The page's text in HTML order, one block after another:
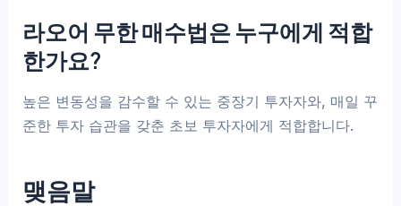
라오어 무한 매수법은 누구에게 적합
한가요?
높은 변동성을 감수할 수 있는 중장기 투자자와, 매일 꾸
준한 투자 습관을 갖춘 초보 투자자에게 적합합니다.
맺음말